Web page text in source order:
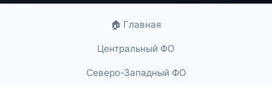
🏠 Главная
Центральный ФО
Северо-Западный ФО